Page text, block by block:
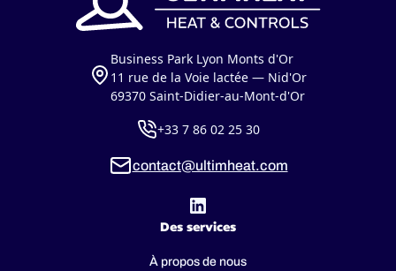
Business Park Lyon Monts d'Or
11 rue de la Voie lactée — Nid'Or
69370 Saint-Didier-au-Mont-d'Or
+33 7 86 02 25 30
contact@ultimheat.com
Des services
À propos de nous